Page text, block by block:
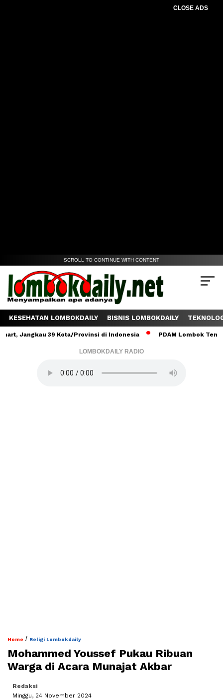
CLOSE ADS
SCROLL TO CONTINUE WITH CONTENT
KESEHATAN LOMBOKDAILY BISNIS LOMBOKDAILY
39 Kota/Provinsi di Indonesia PDAM Lombok Tengah
LOMBOKDAILY RADIO
Home / Religi Lombokdaily
Mohammed Youssef Pukau Ribuan
Warga di Acara Munajat Akbar
Redaksi
Minggu, 24 November 2024